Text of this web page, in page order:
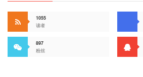
1055
读者
897
粉丝